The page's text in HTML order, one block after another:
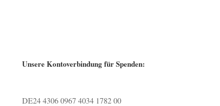
Unsere Kontoverbindung für Spenden:
DE24 4306 0967 4034 1782 00